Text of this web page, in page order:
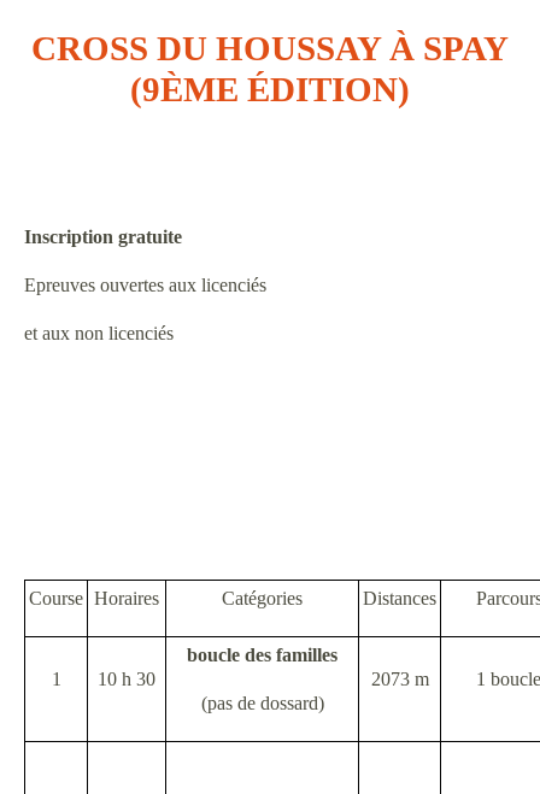
CROSS DU HOUSSAY À SPAY
(9ÈME ÉDITION)
Inscription gratuite
Epreuves ouvertes aux licenciés
et aux non licenciés
Course Horaires Catégories Distances
1 10 h 30
boucle des familles
(pas de dossard)
2073 m 1 boucle